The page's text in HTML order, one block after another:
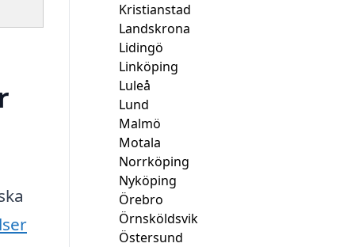
Kristianstad
Landskrona
Lidingö
Linköping
Luleå
Lund
Malmö
Motala
Norrköping
Nyköping
Örebro
Örnsköldsvik
Östersund